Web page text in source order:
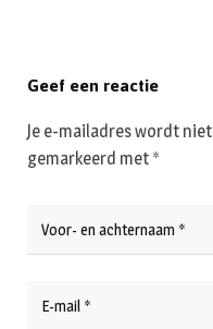
Geef een reactie
Je e-mailadres wordt
gemarkeerd met *